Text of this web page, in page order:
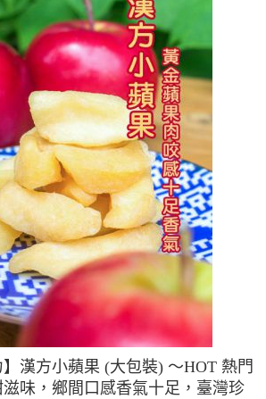
】漢方小蘋果 (大包裝) ～HOT 熱門
味，鄉間口感香氣十足，臺灣珍